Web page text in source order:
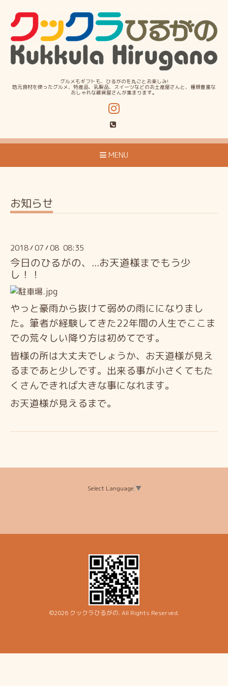
グルメもギフトも、ひるがのを丸ごとお楽しみ!
地元食材を使ったグルメ、特産品、乳製品、スイーツなどのお土産屋さんと、種類豊富な
おしゃれな雑貨屋さんが集まります。
MENU
お知らせ
2018/07 /08 08:35
今日のひるがの、...お天道様までもう少
し！！
やっと豪雨から抜けて弱めの雨にになりまし
た。筆者が経験してきた22年間の人生でここま
での荒々しい降り方は初めてです。
皆様の所は大丈夫でしょうか、お天道様が見え
るまであと少しです。出来る事が小さくてもた
くさんできれば大きな事になれます。
お天道様が見えるまで。
Select Language ▼
©2026 クックラひるがの. All Rights Reserved.